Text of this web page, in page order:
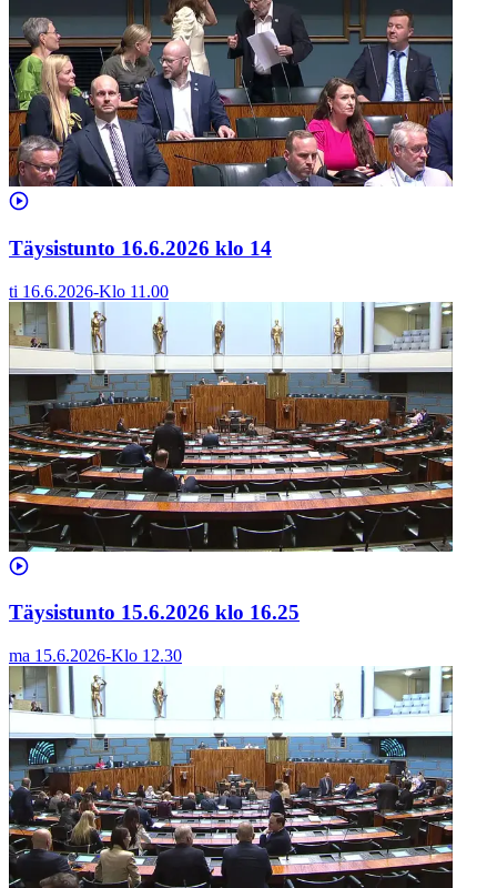
Täysistunto 16.6.2026 klo 14
ti 16.6.2026-Klo 11.00
Täysistunto 15.6.2026 klo 16.25
ma 15.6.2026-Klo 12.30